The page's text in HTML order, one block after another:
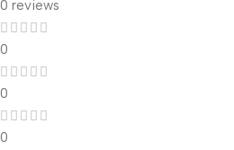
0 reviews
0
0
0